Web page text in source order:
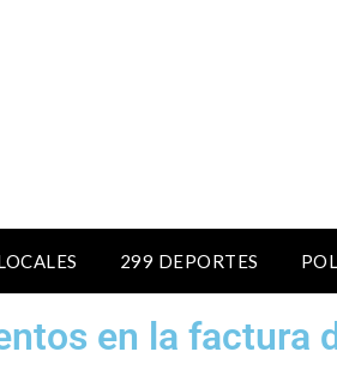
299 DEPORTES
en la factura